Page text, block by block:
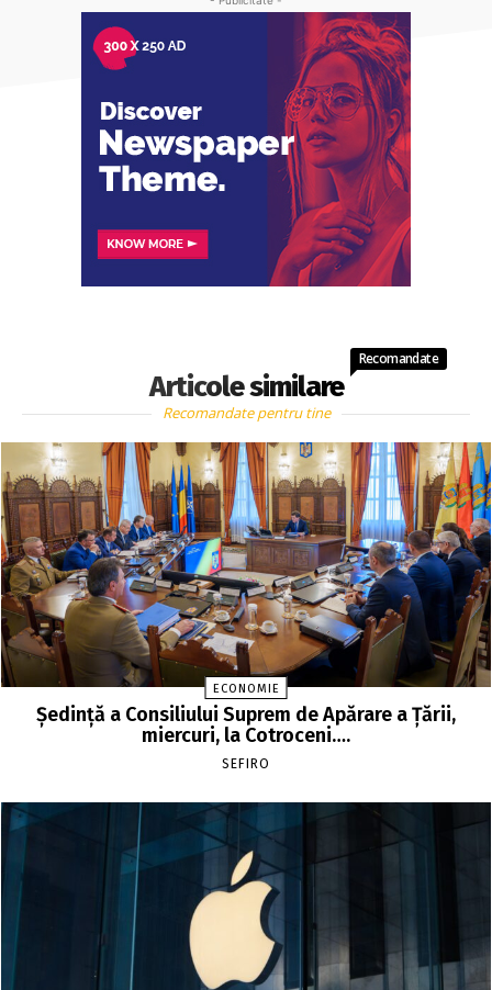
Articole similare
Recomandate
Recomandate pentru tine
ECONOMIE
Şedinţă a Consiliului Suprem de Apărare a Ţării,
miercuri, la Cotroceni….
SEFIRO